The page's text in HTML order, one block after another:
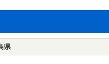
県